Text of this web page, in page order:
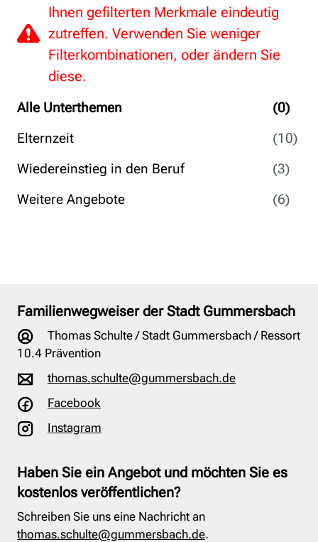
Alle Unterthemen
(0)
Elternzeit
(10)
Wiedereinstieg in den Beruf
(3)
Weitere Angebote
(6)
Ihnen gefilterten Merkmale eindeutig
zutreffen. Verwenden Sie weniger
Filterkombinationen, oder ändern Sie
diese.
Familienwegweiser der Stadt Gummersbach
Thomas Schulte / Stadt Gummersbach / Ressort
10.4 Prävention
thomas.schulte@gummersbach.de
Facebook
Instagram
Haben Sie ein Angebot und möchten Sie es
kostenlos veröffentlichen?
Schreiben Sie uns eine Nachricht an
thomas.schulte@gummersbach.de.